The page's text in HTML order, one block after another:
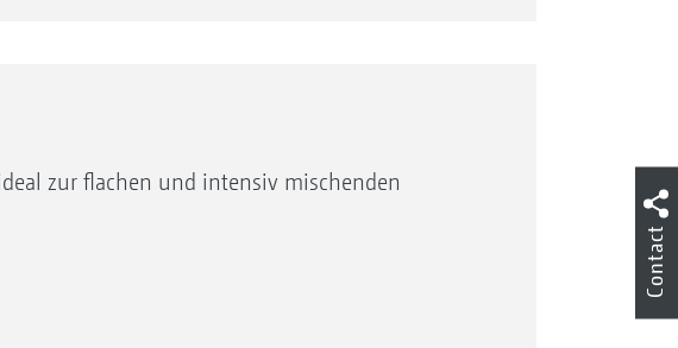
zur flachen und intensiv mischenden
Contact